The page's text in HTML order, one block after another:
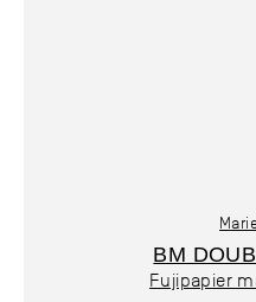
BM
Fujipapier